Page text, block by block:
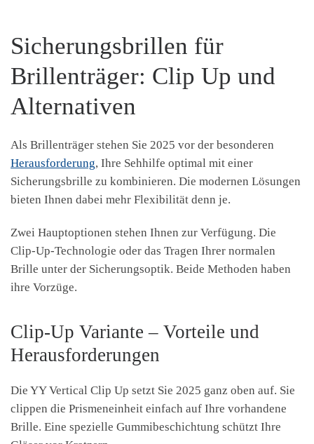
Sicherungsbrillen für
Brillenträger: Clip Up und
Alternativen
Als Brillenträger stehen Sie 2025 vor der besonderen
Herausforderung, Ihre Sehhilfe optimal mit einer
Sicherungsbrille zu kombinieren. Die modernen Lösungen
bieten Ihnen dabei mehr Flexibilität denn je.
Zwei Hauptoptionen stehen Ihnen zur Verfügung. Die
Clip-Up-Technologie oder das Tragen Ihrer normalen
Brille unter der Sicherungsoptik. Beide Methoden haben
ihre Vorzüge.
Clip-Up Variante – Vorteile und
Herausforderungen
Die YY Vertical Clip Up setzt Sie 2025 ganz oben auf. Sie
clippen die Prismeneinheit einfach auf Ihre vorhandene
Brille. Eine spezielle Gummibeschichtung schützt Ihre